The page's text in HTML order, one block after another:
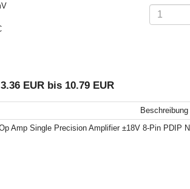
EUR bis 10.79 EUR
Beschreibung
Amp Single Precision Amplifier ±18V 8-Pin PDIP